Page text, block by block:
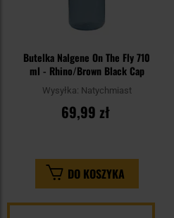
Butelka Nalgene On The Fly 710
ml - Rhino/Brown Black Cap
Wysyłka: Natychmiast
69,99 zł
DO KOSZYKA